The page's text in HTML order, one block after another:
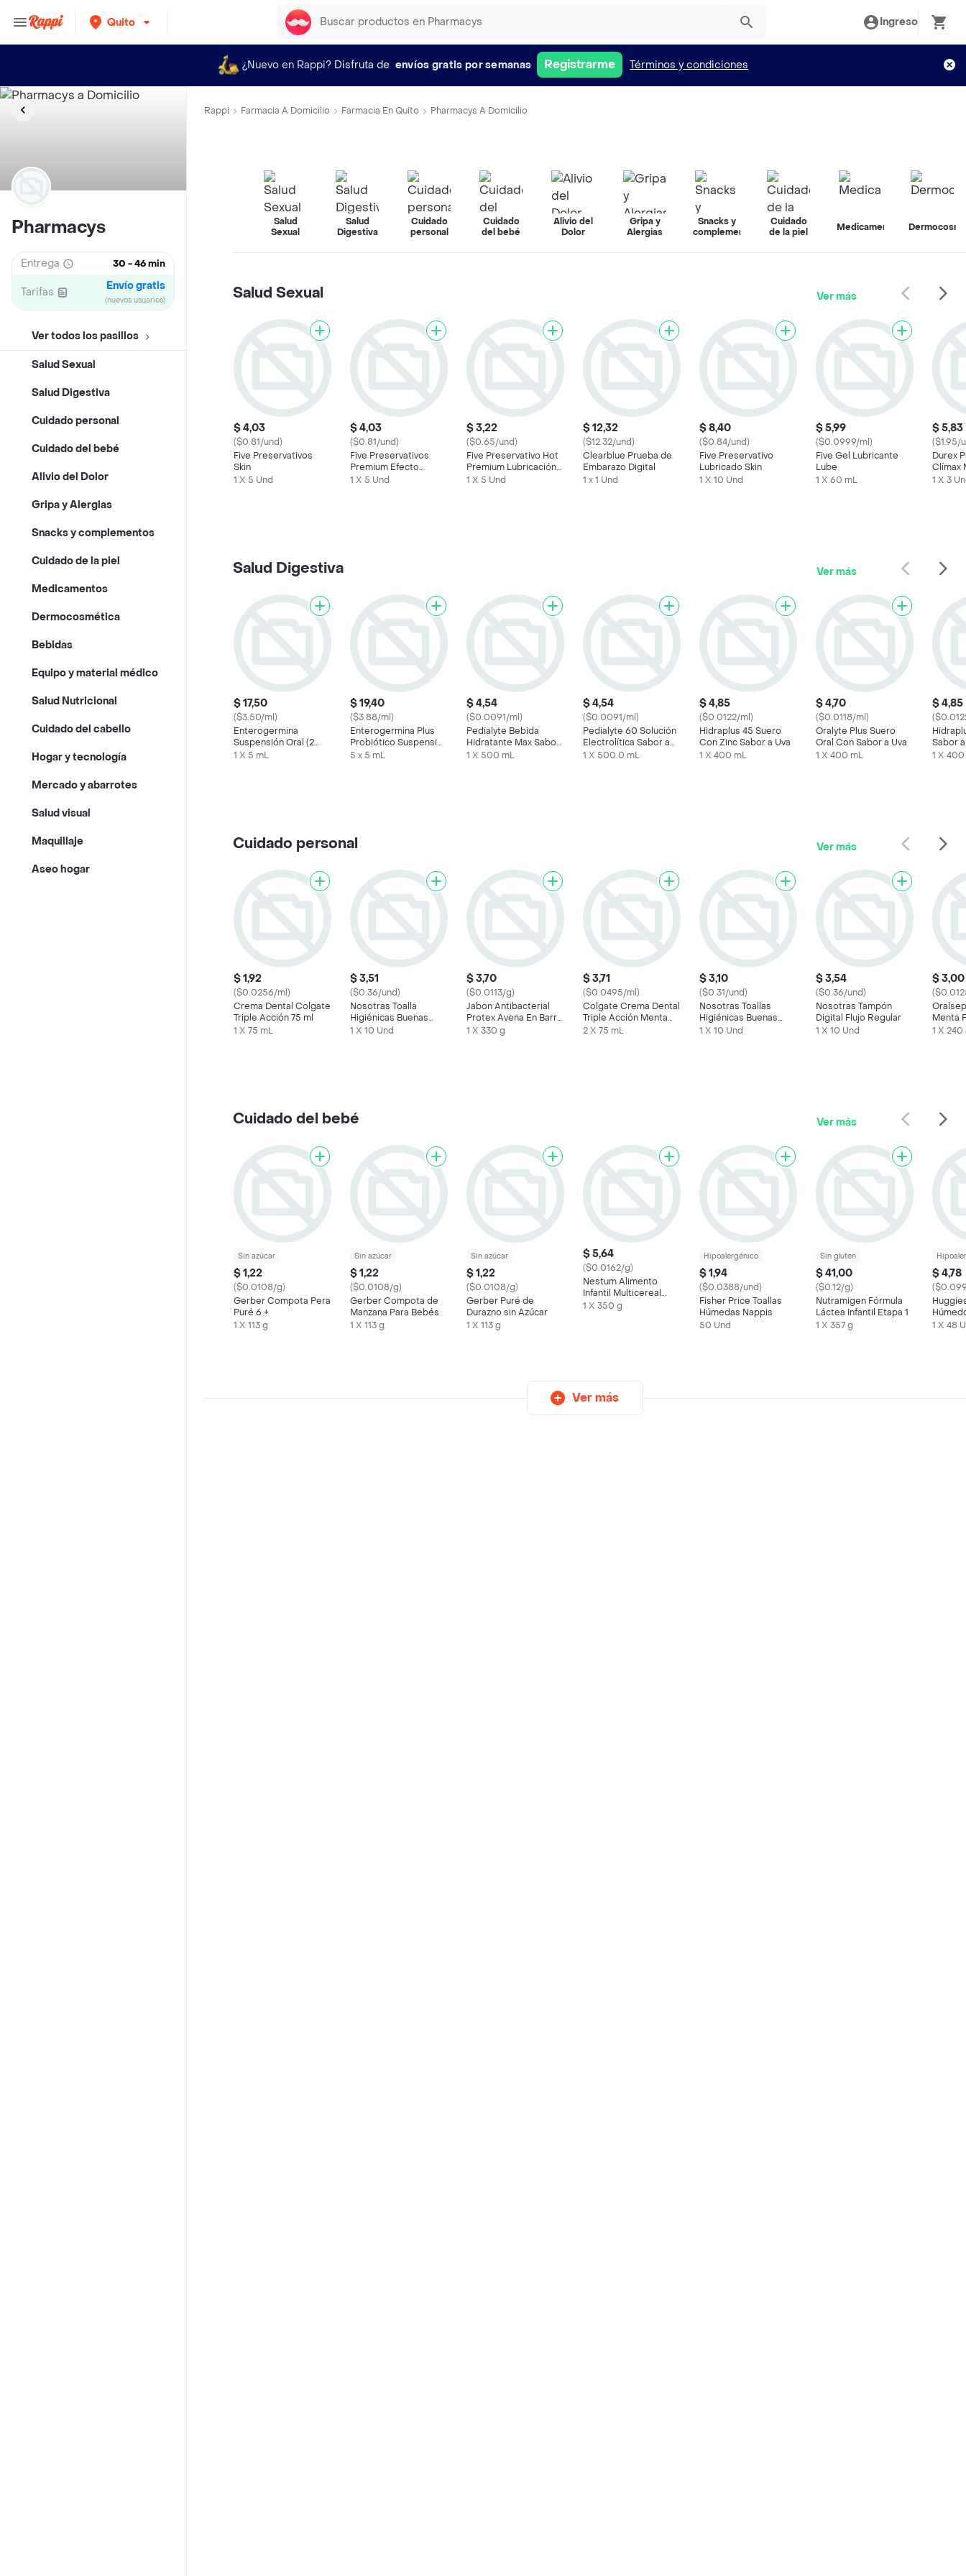
Quito Ingreso
¿Nuevo en Rappi? Disfruta de envíos gratis por semanas Registrarme Términos y condiciones
Pharmacys
Entrega 30 - 46 min
Tarifas Envío gratis
(nuevos usuarios)
Ver todos los pasillos
Salud Sexual
Salud Digestiva
Cuidado personal
Cuidado del bebé
Alivio del Dolor
Gripa y Alergias
Snacks y complementos
Cuidado de la piel
Medicamentos
Dermocosmética
Bebidas
Equipo y material médico
Salud Nutricional
Cuidado del cabello
Hogar y tecnología
Mercado y abarrotes
Salud visual
Maquillaje
Aseo hogar
Rappi Farmacia A Domicilio Farmacia En Quito Pharmacys A Domicilio
Salud
Sexual
Salud
Digestiva
Cuidado
personal
Cuidado
del bebé
Alivio del
Dolor
Gripa y
Alergias
Snacks y
complementos
Cuidado
de la piel
Medicamentos
Salud Sexual Ver más
$ 4,03
($0.81/und)
Five Preservativos
Skin
1 X 5 Und
$ 4,03
($0.81/und)
Five Preservativos
Premium Efecto
Retardante
1 X 5 Und
$ 3,22
($0.65/und)
Five Preservativo Hot
Premium Lubricación
Térmica
1 X 5 Und
$ 12,32
($12.32/und)
Clearblue Prueba de
Embarazo Digital
1 x 1 Und
$ 8,40
($0.84/und)
Five Preservativo
Lubricado Skin
1 X 10 Und
$ 5,99
($0.0999/ml)
Five Gel Lubricante
Lube
1 X 60 mL
$ 5,83
($1.95/
Durex
Clímax
1 X 3
Salud Digestiva Ver más
$ 17,50
($3.50/ml)
Enterogermina
Suspensión Oral (2
Billones)
1 X 5 mL
$ 19,40
($3.88/ml)
Enterogermina Plus
Probiótico Suspensión
4 Billones 5 Frascos
5 x 5 mL
$ 4,54
($0.0091/ml)
Pedialyte Bebida
Hidratante Max Sabor
a Uva
1 X 500 mL
$ 4,54
($0.0091/ml)
Pedialyte 60 Solución
Electrolítica Sabor a
Manzana
1 X 500.0 mL
$ 4,85
($0.0122/ml)
Hidraplus 45 Suero
Con Zinc Sabor a Uva
1 X 400 mL
$ 4,70
($0.0118/ml)
Oralyte Plus Suero
Oral Con Sabor a Uva
1 X 400 mL
$ 4,85
Sabor
75Meq
1 X
Cuidado personal Ver más
$ 1,92
($0.0256/ml)
Crema Dental Colgate
Triple Acción 75 ml
1 X 75 mL
$ 3,51
($0.36/und)
Nosotras Toalla
Higiénicas Buenas
Noches Invisibles
1 X 10 Und
$ 3,70
($0.0113/g)
Jabon Antibacterial
Protex Avena En Barra
110g x 3 Und
1 X 330 g
$ 3,71
($0.0495/ml)
Colgate Crema Dental
Triple Acción Menta
Original
2 X 75 mL
$ 3,10
($0.31/und)
Nosotras Toallas
Higiénicas Buenas
Noches
1 X 10 Und
$ 3,54
($0.36/und)
Nosotras Tampón
Digital Flujo Regular
1 X 10 Und
$ 3,00
Menta
1 X 240
Cuidado del bebé Ver más
Sin azúcar
$ 1,22
($0.0108/g)
Gerber Compota Pera
Puré 6 +
1 X 113 g
Sin azúcar
$ 1,22
($0.0108/g)
Gerber Compota de
Manzana Para Bebés
1 X 113 g
Sin azúcar
$ 1,22
($0.0108/g)
Gerber Puré de
Durazno sin Azúcar
1 X 113 g
$ 5,64
($0.0162/g)
Nestum Alimento
Infantil Multicereal
Con Quinua
1 X 350 g
Hipoalergénico
$ 1,94
($0.0388/und)
Fisher Price Toallas
Húmedas Nappis
50 Und
Sin gluten
$ 41,00
($0.12/g)
Nutramigen Fórmula
Láctea Infantil Etapa 1
1 X 357 g
$ 4,78
1 X 48
Ver más